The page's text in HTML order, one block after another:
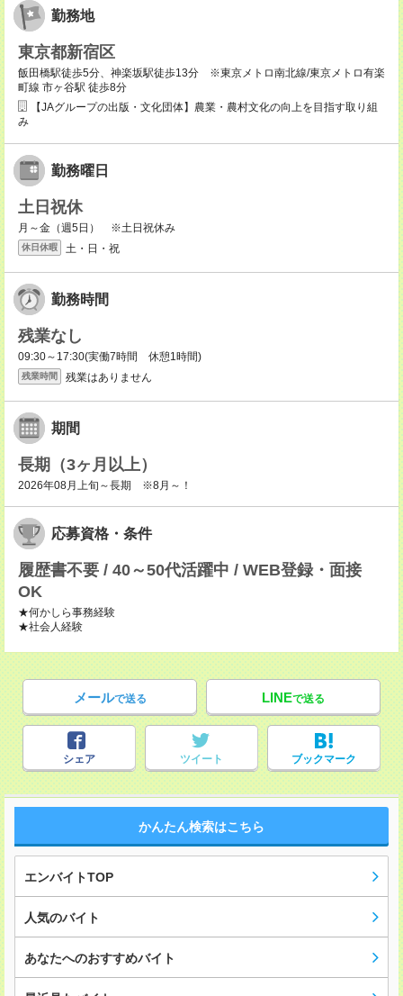
勤務地
東京都新宿区
飯田橋駅徒歩5分、神楽坂駅徒歩13分 ※東京メトロ南北線/東京メトロ有楽
町線 市ヶ谷駅 徒歩8分
【JAグループの出版・文化団体】農業・農村文化の向上を目指す取り組
み
勤務曜日
土日祝休
月～金（週5日） ※土日祝休み
休日休暇 土・日・祝
勤務時間
残業なし
09:30～17:30(実働7時間 休憩1時間)
残業時間 残業はありません
期間
長期（3ヶ月以上）
2026年08月上旬～長期 ※8月～！
応募資格・条件
履歴書不要 / 40～50代活躍中 / WEB登録・面接
OK
★何かしら事務経験
★社会人経験
メールで送る LINEで送る
シェア ツイート ブックマーク
かんたん検索はこちら
エンバイトTOP
人気のバイト
あなたへのおすすめバイト